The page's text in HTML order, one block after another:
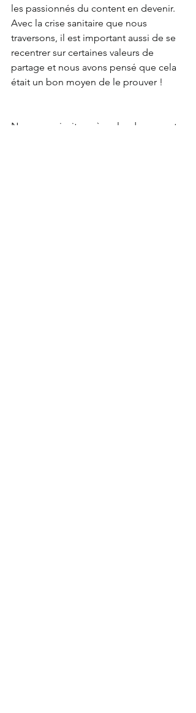
les passionnés du content en devenir.
Avec la crise sanitaire que nous
traversons, il est important aussi de se
recentrer sur certaines valeurs de
partage et nous avons pensé que cela
était un bon moyen de le prouver !
Nous vous invitons à parler de nous et